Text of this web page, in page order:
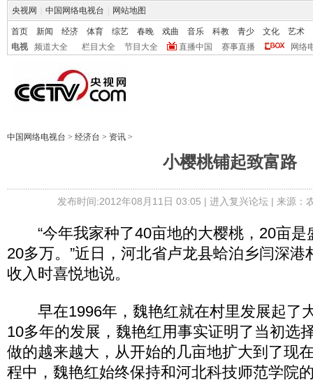
央视网 中国网络电视台 网站地图
首页 新闻 经济 体育 综艺 春晚 戏曲 音乐 科教 青少 文化
艺术
电视
频道大全 栏目大全 节目大全 直播中国 赛事直播 网络
中国网络电视台 > 经济台 > 资讯 >
小樱桃铺起致富路
发布时间:2012年08月11日 03:05 | 进入复兴论坛| 来源：
“今年我家种了40亩地的大樱桃，20亩是
20多万。”近日，河北省卢龙县蛤泊乡闫深港
收入时喜悦地说。
早在1996年，魏艳红就在村里发展起了
10多年的发展，魏艳红用事实证明了当初选
做的越来越大，从开始的几亩地扩大到了现
程中，魏艳红始终保持和河北科技师范学院